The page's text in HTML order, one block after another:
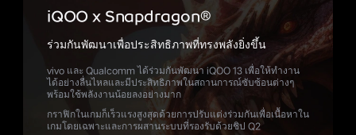
iQOO x Snapdragon®
ร่วมกันพัฒนาเพื่อประสิทธิภาพที่ทรงพลังยิ่งขึ้น
vivo และ Qualcomm ได้ร่วมกันพัฒนา iQOO 13 เพื่อให้ทำงาน
ได้อย่างลื่นไหลและมีประสิทธิภาพในสถานการณ์ซับซ้อนต่างๆ
พร้อมใช้พลังงานน้อยลงอย่างมาก
กราฟิกในเกมก็เร็วแรงสูงสุดด้วยการปรับแต่งร่วมกันเพื่อเนื้อหาใน
เกมโดยเฉพาะและการผสานระบบที่รองรับด้วยชิป Q2